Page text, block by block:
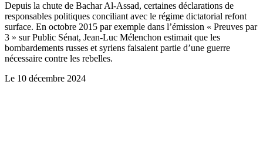
Depuis la chute de Bachar Al-Assad, certaines déclarations de
responsables politiques conciliant avec le régime dictatorial refont
surface. En octobre 2015 par exemple dans l’émission « Preuves par
3 » sur Public Sénat, Jean-Luc Mélenchon estimait que les
bombardements russes et syriens faisaient partie d’une guerre
nécessaire contre les rebelles.
Le 10 décembre 2024